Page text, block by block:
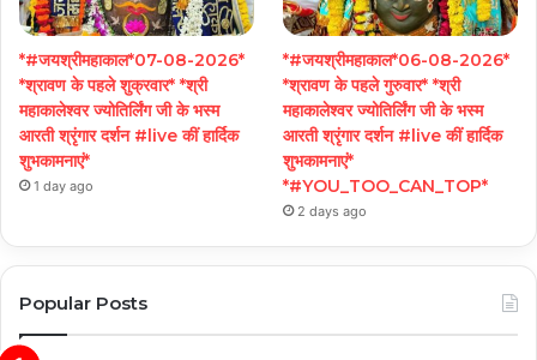
*#जयश्रीमहाकाल*07-08-2026*
*श्रावण के पहले शुक्रवार* *श्री
महाकालेश्वर ज्योतिर्लिंग जी के भस्म
आरती श्रृंगार दर्शन #live कीं हार्दिक
शुभकामनाएं*
1 day ago
*#जयश्रीमहाकाल*06-08-2026*
*श्रावण के पहले गुरुवार* *श्री
महाकालेश्वर ज्योतिर्लिंग जी के भस्म
आरती श्रृंगार दर्शन #live कीं हार्दिक
शुभकामनाएं*
*#YOU_TOO_CAN_TOP*
2 days ago
Popular Posts